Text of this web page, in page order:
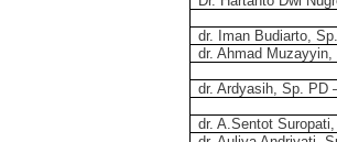
dr. Iman Budiarto,
dr. Ahmad
dr. Ardyasih, Sp. PD
dr. A.Sentot